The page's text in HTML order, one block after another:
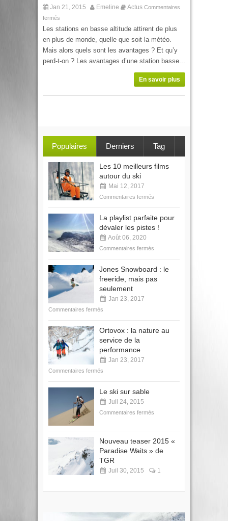
Jan 21, 2015 Emeline Actus Commentaires
fermés
Les stations en basse altitude attirent de plus
en plus de monde, quelle que soit la météo.
Mais alors quels sont les avantages ? Et qu’y
perd-t-on ? Les avantages d’une station basse...
En savoir plus
Populaires Derniers Tag
Les 10 meilleurs films
autour du ski
Mai 12, 2017
Commentaires fermés
La playlist parfaite pour
dévaler les pistes !
Août 06, 2020
Commentaires fermés
Jones Snowboard : le
freeride, mais pas
seulement
Jan 23, 2017
Commentaires fermés
Ortovox : la nature au
service de la
performance
Jan 23, 2017
Commentaires fermés
Le ski sur sable
Juil 24, 2015
Commentaires fermés
Nouveau teaser 2015 «
Paradise Waits » de
TGR
Juil 30, 2015 1